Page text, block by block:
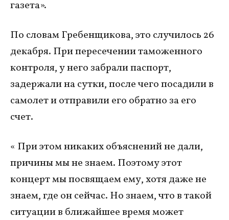
газета».
По словам Гребенщикова, это случилось 26
декабря. При пересечении таможенного
контроля, у него забрали паспорт,
задержали на сутки, после чего посадили в
самолет и отправили его обратно за его
счет.
« При этом никаких объяснений не дали,
причины мы не знаем. Поэтому этот
концерт мы посвящаем ему, хотя даже не
знаем, где он сейчас. Но знаем, что в такой
ситуации в ближайшее время может